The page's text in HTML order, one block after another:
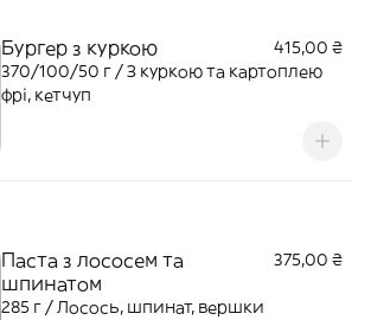
Бургер з куркою
415,00 ₴
370/100/50 г / З куркою та картоплею
фрі, кетчуп
Паста з лососем та
шпинатом
375,00 ₴
285 г / Лосось, шпинат, вершки